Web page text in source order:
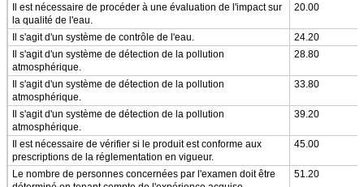
Il est nécessaire de procéder à une évaluation de l'impact sur
la qualité de l'eau.
20.00
Il s'agit d'un système de contrôle de l'eau.
24.20
Il s'agit d'un système de détection de la pollution
atmosphérique.
28.80
Il s'agit d'un système de détection de la pollution
atmosphérique.
33.80
Il s'agit d'un système de détection de la pollution
atmosphérique.
39.20
Il est nécessaire de vérifier si le produit est conforme aux
prescriptions de la réglementation en vigueur.
45.00
Le nombre de personnes concernées par l'examen doit être
51.20